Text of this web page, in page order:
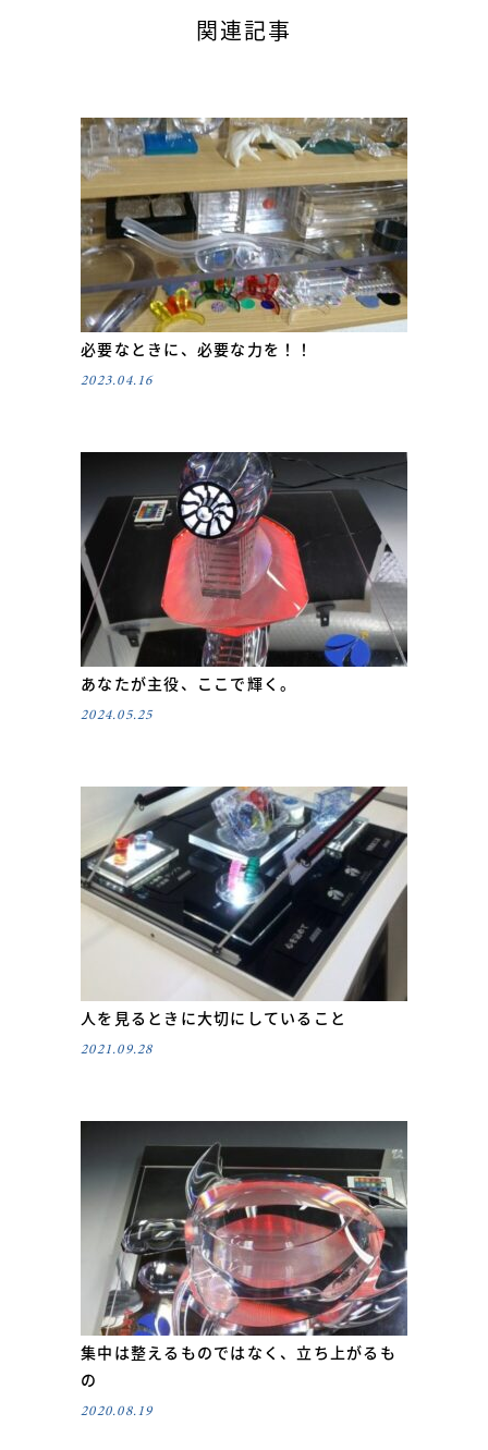
関連記事
必要なときに、必要な力を！！
2023.04.16
あなたが主役、ここで輝く。
2024.05.25
人を見るときに大切にしていること
2021.09.28
集中は整えるものではなく、立ち上がるも
の
2020.08.19